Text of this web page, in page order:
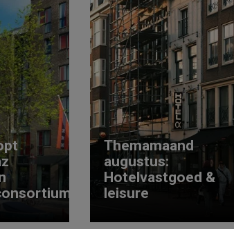
Themamaand
augustus:
Hotelvastgoed &
leisure